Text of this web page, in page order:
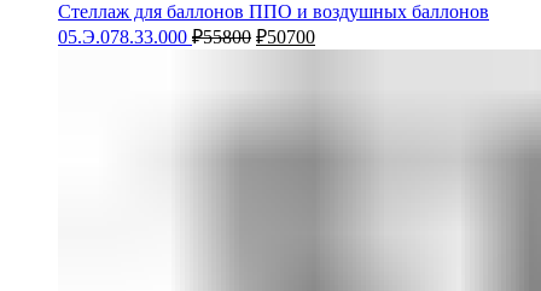
Стеллаж для баллонов ППО и воздушных баллонов
05.Э.078.33.000 ₽55800 ₽50700